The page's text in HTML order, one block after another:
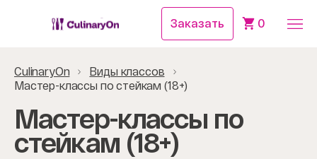
Заказать 0
CulinaryOn
Виды классов
Мастер-классы по стейкам (18+)
Мастер-классы по
стейкам (18+)